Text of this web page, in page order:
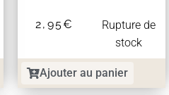
2,95€
Rupture de
stock
Ajouter au panier